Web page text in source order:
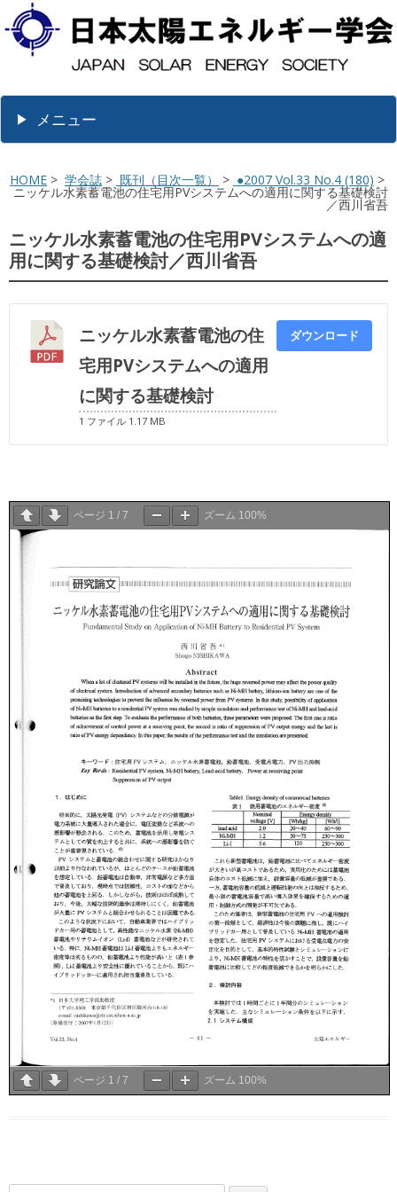
メニュー
HOME > 学会誌 > 既刊（目次一覧） > ●2007 Vol.33 No.4 (180) >
ニッケル水素蓄電池の住宅用PVシステムへの適用に関する基礎検討
／西川省吾
ニッケル水素蓄電池の住宅用PVシステムへの適
用に関する基礎検討／西川省吾
ニッケル水素蓄電池の住
宅用PVシステムへの適用
に関する基礎検討
1 ファイル 1.17 MB
ダウンロード
ページ 1 / 7 ズーム 100%
ページ 1 / 7 ズーム 100%